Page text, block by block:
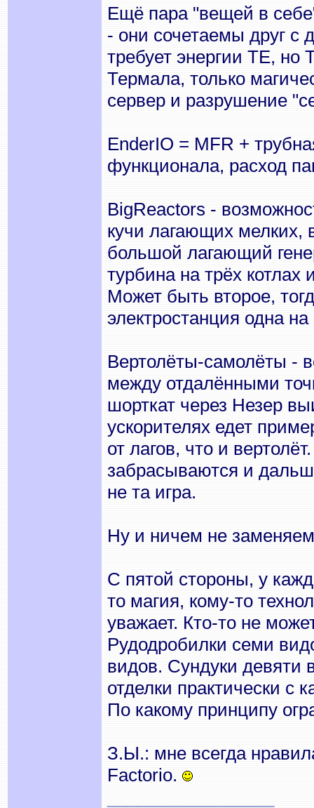
Ещё пара "вещей в
- они сочетаемы друг с
требует энергии ТЕ,
Термала, только
сервер и разрушение
EnderIO = MFR +
функционала, расход
BigReactors -
кучи лагающих мелких,
большой лагающий
турбина на трёх
Может быть второе,
электростанция одна
Вертолёты-самолёты -
между отдалёнными
шорткат через Незер
ускорителях едет
от лагов, что и
забрасываются и
не та игра.
Ну и ничем не
С пятой стороны, у
то магия, кому-то
уважает. Кто-то не
Рудодробилки семи
видов. Сундуки девяти
отделки практически с
По какому принципу
З.Ы.: мне всегда
Factorio.